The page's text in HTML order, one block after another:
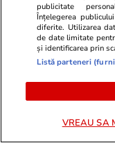
negocierile cu
a trece de
este în opoziție”
Politică
publicitate
Înțelegerea
diferite. Utilizarea
de date limitate
și identificarea prin
Listă parteneri
VREAU SA